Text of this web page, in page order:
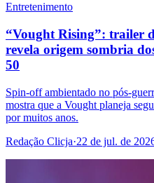
Entretenimento
“Vought Rising”: trailer
revela origem sombria
50
Spin-off ambientado no pós-
mostra que a Vought planeja
por muitos anos.
Redação Clicja·22 de jul. de